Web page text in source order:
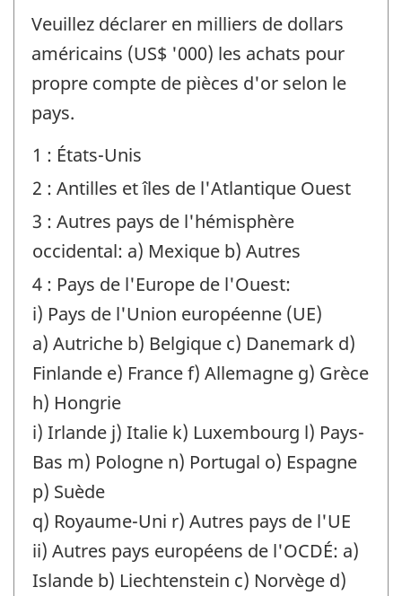
Achats
d'or
Identificateur
de
question
:
Veuillez déclarer en milliers de dollars
américains (US$ '000) les achats pour
propre compte de pièces d'or selon le
pays.
1 : États-Unis
2 : Antilles et îles de l'Atlantique Ouest
3 : Autres pays de l'hémisphère
occidental: a) Mexique b) Autres
4 : Pays de l'Europe de l'Ouest:
i) Pays de l'Union européenne (UE)
a) Autriche b) Belgique c) Danemark d)
Finlande e) France f) Allemagne g) Grèce
h) Hongrie
i) Irlande j) Italie k) Luxembourg l) Pays-
Bas m) Pologne n) Portugal o) Espagne
p) Suède
q) Royaume-Uni r) Autres pays de l'UE
ii) Autres pays européens de l'OCDÉ: a)
Islande b) Liechtenstein c) Norvège d)